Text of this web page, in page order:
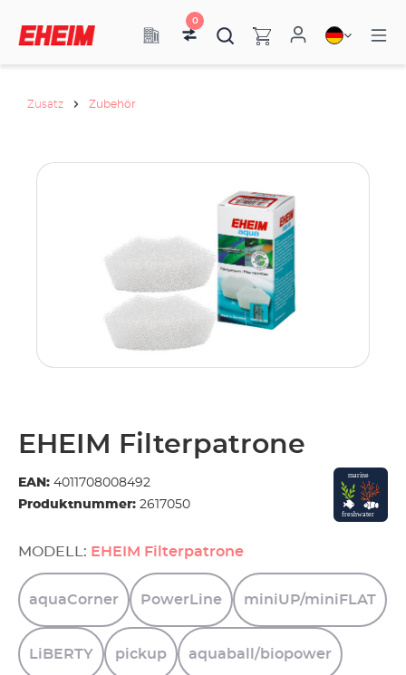
0
Zusatz Zubehör
EHEIM Filterpatrone
EAN: 4011708008492
Produktnummer: 2617050
MODELL: EHEIM Filterpatrone
aquaCorner PowerLine miniUP/miniFLAT
LiBERTY pickup aquaball/biopower